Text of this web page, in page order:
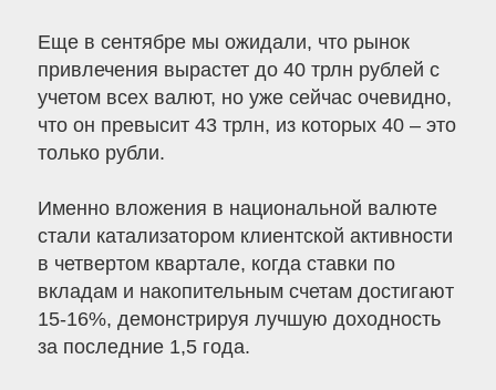
Еще в сентябре мы ожидали, что рынок
привлечения вырастет до 40 трлн рублей с
учетом всех валют, но уже сейчас очевидно,
что он превысит 43 трлн, из которых 40 – это
только рубли.
Именно вложения в национальной валюте
стали катализатором клиентской активности
в четвертом квартале, когда ставки по
вкладам и накопительным счетам достигают
15-16%, демонстрируя лучшую доходность
за последние 1,5 года.